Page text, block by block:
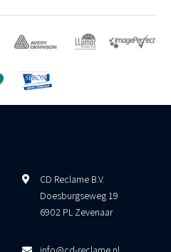
CD Reclame B.V.
Doesburgseweg 19
6902 PL Zevenaar